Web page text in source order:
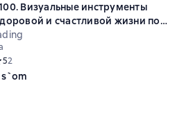
Визуальные инструменты
и счастливой жизни по
бестселлеров
рейтинг 5 на основе 2 оценок
52
s`om